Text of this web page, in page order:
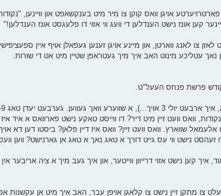
אויגן וואס קוקן צו מיר מיט בענקשאפט און וויינען, "נקודות,
קען אונז נישט הענדלען די וועג ווי אזוי דו פלעגסט אונז הענדלען!"
צו לאנג ווארטן, און מיינע אויגן זענען געפאלן אויף איין
נאך עטליכע מינוט האב איך מיך געטראפן שטיין מיט אט די שורות.
פרשת פנחס העעל"ט.
וואס וועט זיין מיט דיר? דו ווייסט טאקע נישט פארוואס א איד איז
שווארץ. וואס וועט זיין? וואס איז דיין פלאן? ביסטו דען דא
זעהסט נישט ווי עס גייט דורך א טאג נאך א טאג אן גארנישט? ווען
קען נישט אזוי דרייוון ווייטער, און איך געב מיך א ציה אריבער אין
צו מתקן זיין נישט צו קלאגן אויפן עבר, האב איך מיט אן